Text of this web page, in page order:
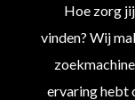
Hoe zorg
vinden? Wij
ervaring hebt